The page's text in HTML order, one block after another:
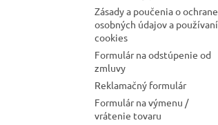
Zásady a poučenia o ochrane
osobných údajov a používaní
cookies
Formulár na odstúpenie od
zmluvy
Reklamačný formulár
Formulár na výmenu /
vrátenie tovaru